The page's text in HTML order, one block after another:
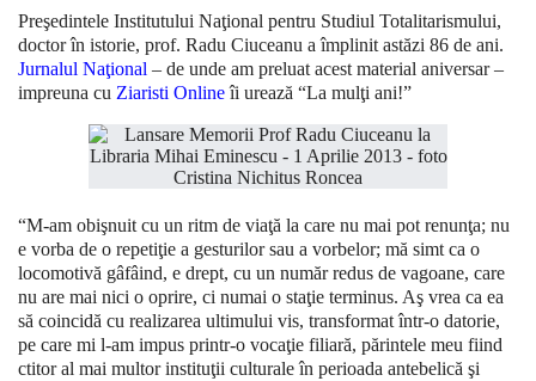
Preşedintele Institutului Naţional pentru Studiul Totalitarismului,
doctor în istorie, prof. Radu Ciuceanu a împlinit astăzi 86 de ani.
Jurnalul Naţional – de unde am preluat acest material aniversar –
impreuna cu Ziaristi Onlineîi urează “La mulţi ani!”
“M-am obişnuit cu un ritm de viaţă la care nu mai pot renunţa; nu
e vorba de o repetiţie a gesturilor sau a vorbelor; mă simt ca o
locomotivă gâfâind, e drept, cu un număr redus de vagoane, care
nu are mai nici o oprire, ci numai o staţie terminus. Aş vrea ca ea
să coincidă cu realizarea ultimului vis, transformat într-o datorie,
pe care mi l-am impus printr-o vocaţie filiară, părintele meu fiind
ctitor al mai multor instituţii culturale în perioada antebelică şi